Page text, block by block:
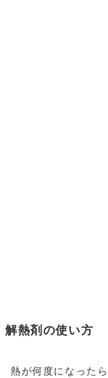
解熱剤の使い方
熱が何度になった